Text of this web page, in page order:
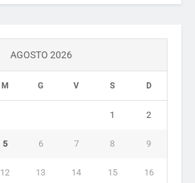
AGOSTO 2026
M G V S D
1 2
5 6 7 8 9
12 13 14 15 16